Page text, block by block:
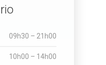
09h30 – 21h00
10h00 – 14h00